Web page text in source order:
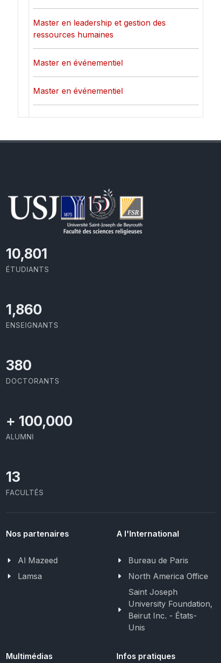
Master en leadership et gestion des
ressources humaines
Master en événementiel
Master en événementiel
11,418
ÉTUDIANTS
2,029
ENSEIGNANTS
414
DOCTORANTS
+ 100,000
ALUMNI
13
FACULTÉS
Nos partenaires
Al Mazeed
Lamsa
A l'International
Bureau de Paris
North America Office
Saint Joseph
University Foundation,
Beirut Inc. - États-
Unis
Multimédias Infos pratiques